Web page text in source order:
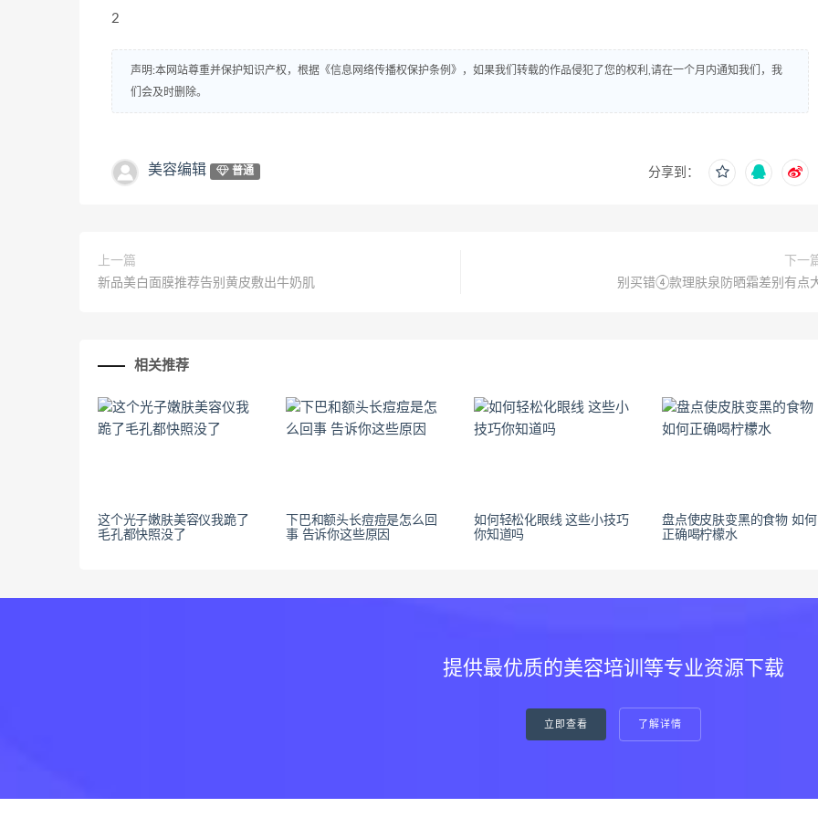
2
声明:本网站尊重并保护知识产权，根据《信息网络传播权保护条例》，如果我们转载的作品侵犯了您的权利,请在一个月内通知我们，我
们会及时删除。
美容编辑 普通 分享到：
上一篇
新品美白面膜推荐告别黄皮敷出牛奶肌
下一
别买错④款理肤泉防晒霜差别有点
相关推荐
这个光子嫩肤美容仪我跪了
毛孔都快照没了
下巴和额头长痘痘是怎么回
事 告诉你这些原因
如何轻松化眼线 这些小技巧
你知道吗
盘点使皮肤变黑的食物 如何
正确喝柠檬水
提供最优质的美容培训等专业资源下载
立即查看 了解详情